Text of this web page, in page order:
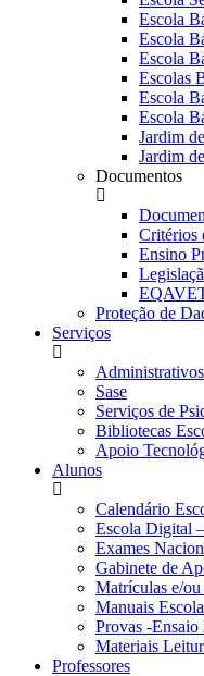
Escola
Escola
Escola
Escolas
Escola
Escola
Jardim
Jardim
Documentos
Critérios
Ensino
Proteção de
Serviços
Administrativos
Sase
Serviços de
Bibliotecas
Apoio
Alunos
Calendário
Escola Digital
Exames
Gabinete de
Matrículas e/
Manuais
Provas -Ensaio
Materiais
Professores